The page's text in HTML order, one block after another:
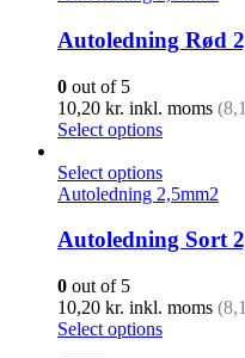
Autoledning Rød
0 out of 5
10,20 kr. inkl. moms (
Select options
Select options
Autoledning 2,5mm2
Autoledning Sort
0 out of 5
10,20 kr. inkl. moms (
Select options